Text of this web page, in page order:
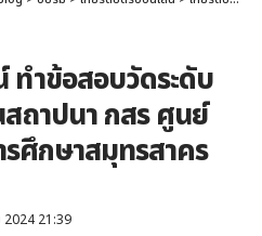
ทำข้อสอบวัดระดับ
ถาปนา กสร ศูนย์
ศึกษาสมุทรสาคร
21:39